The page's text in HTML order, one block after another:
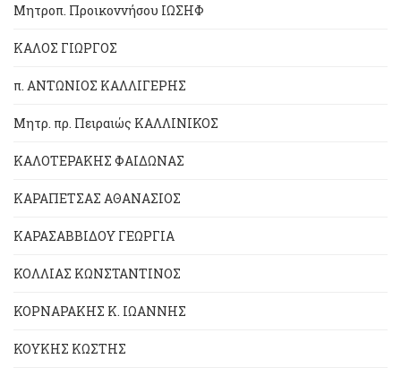
Μητροπ. Προικοννήσου ΙΩΣΗΦ
ΚΑΛΟΣ ΓΙΩΡΓΟΣ
π. ΑΝΤΩΝΙΟΣ ΚΑΛΛΙΓΕΡΗΣ
Μητρ. πρ. Πειραιώς ΚΑΛΛΙΝΙΚΟΣ
ΚΑΛΟΤΕΡΑΚΗΣ ΦΑΙΔΩΝΑΣ
ΚΑΡΑΠΕΤΣΑΣ ΑΘΑΝΑΣΙΟΣ
ΚΑΡΑΣΑΒΒΙΔΟΥ ΓΕΩΡΓΙΑ
ΚΟΛΛΙΑΣ ΚΩΝΣΤΑΝΤΙΝΟΣ
ΚΟΡΝΑΡΑΚΗΣ Κ. ΙΩΑΝΝΗΣ
ΚΟΥΚΗΣ ΚΩΣΤΗΣ